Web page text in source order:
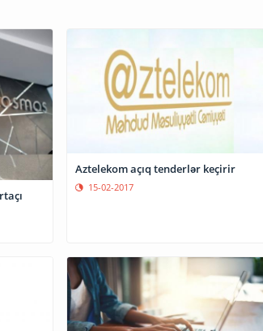
Aztelekom açıq tenderlər keçirir
15-02-2017